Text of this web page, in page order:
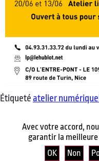
Étiqueté atelier numérique
Avec votre accord,
garantir la
OK
Non